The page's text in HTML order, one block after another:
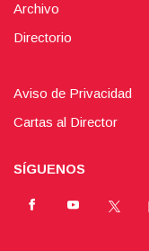
Archivo
Directorio
Aviso de Privacidad
Cartas al Director
SÍGUENOS